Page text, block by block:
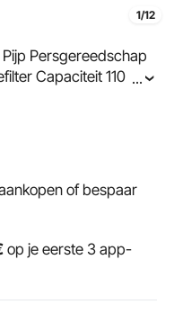
1/12
Persgereedschap
Capaciteit 110 tot
...
of bespaar
op je eerste 3 app-